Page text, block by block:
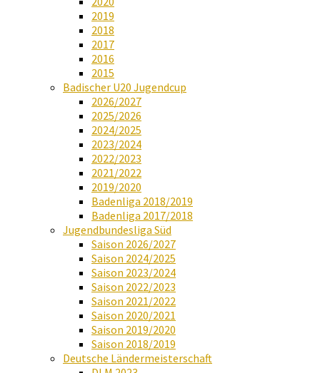
2019
2018
2017
2016
2015
Badischer U20 Jugendcup
2026/2027
2025/2026
2024/2025
2023/2024
2022/2023
2021/2022
2019/2020
Badenliga 2018/2019
Badenliga 2017/2018
Jugendbundesliga Süd
Saison 2026/2027
Saison 2024/2025
Saison 2023/2024
Saison 2022/2023
Saison 2021/2022
Saison 2020/2021
Saison 2019/2020
Saison 2018/2019
Deutsche Ländermeisterschaft